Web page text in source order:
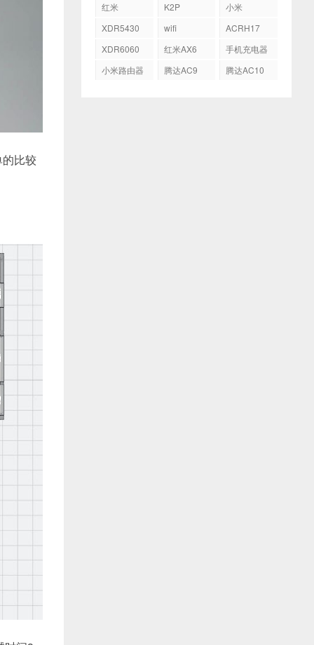
比较
红米
K2P
小米
XDR5430 wifi
ACRH17
XDR6060
红米AX6
手机充电器
小米路由器
腾达AC9 腾达AC10